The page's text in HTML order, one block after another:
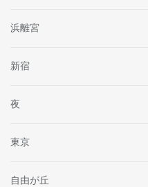
浜離宮
新宿
夜
東京
自由が丘